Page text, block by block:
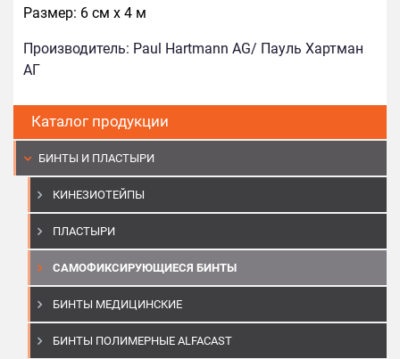
Каталог продукции
БИНТЫ И ПЛАСТЫРИ
КИНЕЗИОТЕЙПЫ
ПЛАСТЫРИ
САМОФИКСИРУЮЩИЕСЯ БИНТЫ
БИНТЫ МЕДИЦИНСКИЕ
БИНТЫ ПОЛИМЕРНЫЕ ALFACAST
Размер: 6 см х 4 м
Производитель: Paul Hartmann AG/ Пауль Хартман
АГ